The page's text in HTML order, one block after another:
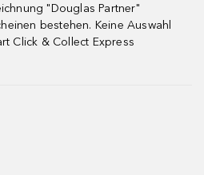
"Douglas Partner"
bestehen. Keine Auswahl
Click & Collect Express